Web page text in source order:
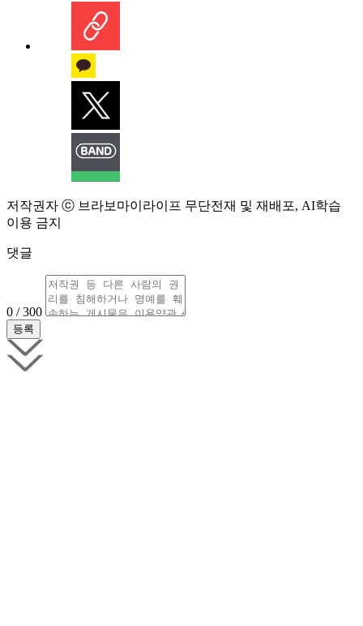
저작권자 ⓒ 브라보마이라이프 무단전재 및 재배포, AI학습
이용 금지
댓글
0 / 300